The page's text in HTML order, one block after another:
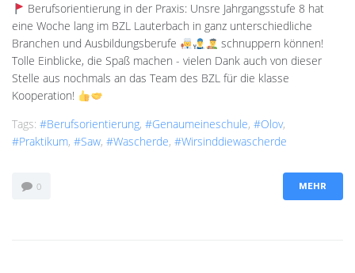
Berufsorientierung in der Praxis: Unsre Jahrgangsstufe 8 hat
eine Woche lang im BZL Lauterbach in ganz unterschiedliche
Branchen und Ausbildungsberufe
schnuppern können!
Tolle Einblicke, die Spaß machen - vielen Dank auch von dieser
Stelle aus nochmals an das Team des BZL für die klasse
Kooperation!
Tags: #Berufsorientierung, #genaumeineschule, #olov,
#Praktikum, #saw, #Wascherde, #wirsinddiewascherde
0 MEHR